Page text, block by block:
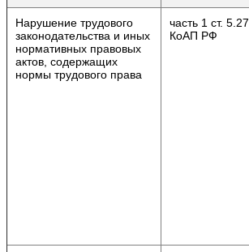
Нарушение трудового
законодательства и иных
нормативных правовых
актов, содержащих
нормы трудового права
часть 1 ст. 5.27
КоАП РФ